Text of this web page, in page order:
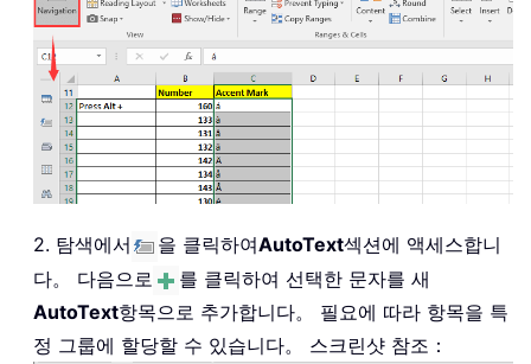
2. 탐색에서 을 클릭하여AutoText섹션에 액세스합니
다。 다음으로
를 클릭하여 선택한 문자를 새
AutoText항목으로 추가합니다。 필요에 따라 항목을 특
정 그룹에 할당할 수 있습니다。 스크린샷 참조：